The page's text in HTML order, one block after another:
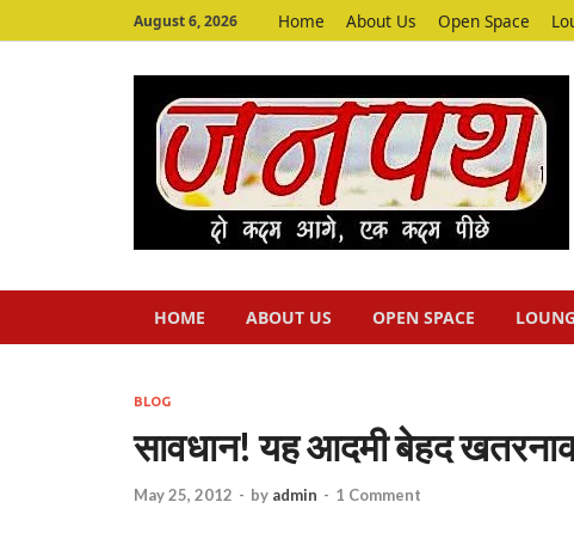
August 6, 2026 Home About Us Open Space
HOME ABOUT US OPEN SPACE
BLOG
सावधान! यह आदमी बेहद
May 25, 2012 - by admin - 1 Comment